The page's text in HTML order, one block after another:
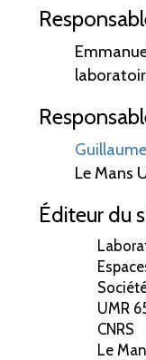
Le Mans
Éditeur du
UMR
CNRS
Le